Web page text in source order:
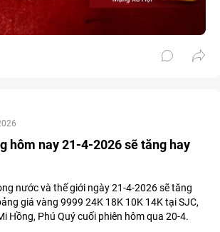
hôm nay 21-4-2026 sẽ tăng hay
nước và thế giới ngày 21-4-2026 sẽ tăng
giá vàng 9999 24K 18K 10K 14K tại SJC,
Hồng, Phú Quý cuối phiên hôm qua 20-4.